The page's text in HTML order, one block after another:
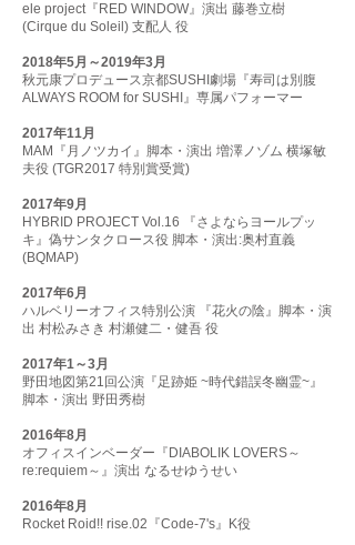
ele project『RED WINDOW』演出 藤巻立樹
(Cirque du Soleil) 支配人 役
2018年5月～2019年3月
秋元康プロデュース京都SUSHI劇場『寿司は別腹
ALWAYS ROOM for SUSHI』専属パフォーマー
2017年11月
MAM『月ノツカイ』脚本・演出 増澤ノゾム 横塚敏
夫役 (TGR2017 特別賞受賞)
2017年9月
HYBRID PROJECT Vol.16 『さよならヨールプッ
キ』偽サンタクロース役 脚本・演出:奥村直義
(BQMAP)
2017年6月
ハルベリーオフィス特別公演 『花火の陰』脚本・演
出 村松みさき 村瀬健二・健吾 役
2017年1～3月
野田地図第21回公演『足跡姫 ~時代錯誤冬幽霊~』
脚本・演出 野田秀樹
2016年8月
オフィスインベーダー『DIABOLIK LOVERS～
re:requiem～』演出 なるせゆうせい
2016年8月
Rocket Roid!! rise.02『Code-7's』K役